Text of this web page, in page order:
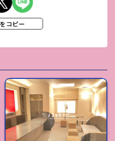
コピー